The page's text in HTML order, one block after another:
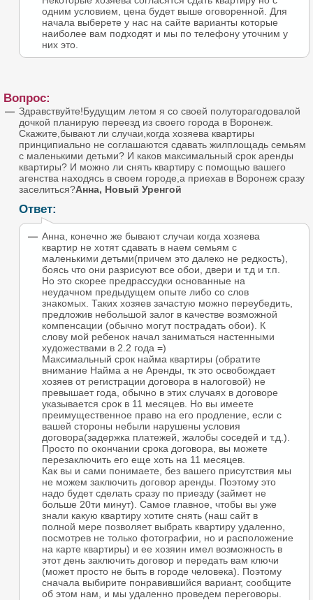
одним условием, цена будет выше оговоренной. Для
начала выберете у нас на сайте варианты которые
наиболее вам подходят и мы по телефону уточним у
них это.
Вопрос:
Здравствуйте!Будущим летом я со своей полуторагодовалой
дочкой планирую переезд из своего города в Воронеж.
Скажите,бывают ли случаи,когда хозяева квартиры
принципиально не соглашаются сдавать жилплощадь семьям
с маленькими детьми? И каков максимальный срок аренды
квартиры? И можно ли снять квартиру с помощью вашего
агенства находясь в своем городе,а приехав в Воронеж сразу
заселиться?Анна, Новый Уренгой
Ответ:
Анна, конечно же бывают случаи когда хозяева
квартир не хотят сдавать в наем семьям с
маленькими детьми(причем это далеко не редкость),
боясь что они разрисуют все обои, двери и т.д и т.п.
Но это скорее предрассудки основанные на
неудачном предыдущем опыте либо со слов
знакомых. Таких хозяев зачастую можно переубедить,
предложив небольшой залог в качестве возможной
компенсации (обычно могут пострадать обои). К
слову мой ребенок начал заниматься настенными
художествами в 2.2 года =)
Максимальный срок найма квартиры (обратите
внимание Найма а не Аренды, тк это освобождает
хозяев от регистрации договора в налоговой) не
превышает года, обычно в этих случаях в договоре
указывается срок в 11 месяцев. Но вы имеете
преимущественное право на его продление, если с
вашей стороны небыли нарушены условия
договора(задержка платежей, жалобы соседей и т.д.).
Просто по окончании срока договора, вы можете
перезаключить его еще хоть на 11 месяцев.
Как вы и сами понимаете, без вашего присутствия мы
не можем заключить договор аренды. Поэтому это
надо будет сделать сразу по приезду (займет не
больше 20ти минут). Самое главное, чтобы вы уже
знали какую квартиру хотите снять (наш сайт в
полной мере позволяет выбрать квартиру удаленно,
посмотрев не только фотографии, но и расположение
на карте квартиры) и ее хозяин имел возможность в
этот день заключить договор и передать вам ключи
(может просто не быть в городе человека). Поэтому
сначала выбирите понравившийся вариант, сообщите
об этом нам, и мы удаленно проведем переговоры.